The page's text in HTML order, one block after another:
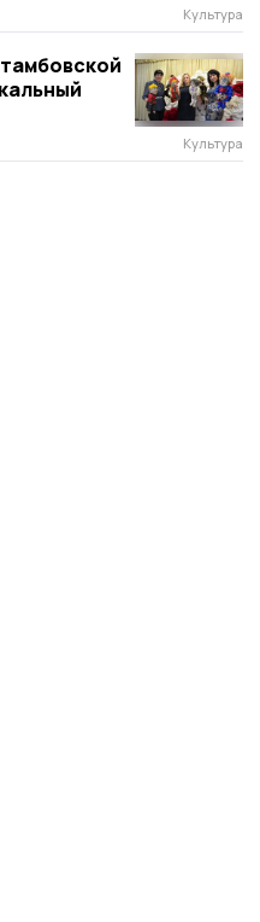
Культура
Культура